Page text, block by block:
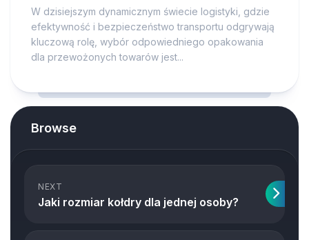
W dzisiejszym dynamicznym świecie logistyki, gdzie
efektywność i bezpieczeństwo transportu odgrywają
kluczową rolę, wybór odpowiedniego opakowania
dla przewożonych towarów jest...
Browse
NEXT
Jaki rozmiar kołdry dla jednej osoby?